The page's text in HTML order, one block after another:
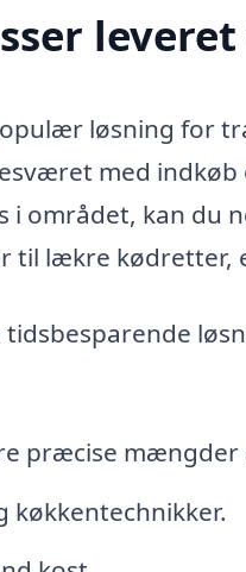
løsning for
med
i området, kan du
til lækre kødretter,
præcise mængder
køkkentechnikker.